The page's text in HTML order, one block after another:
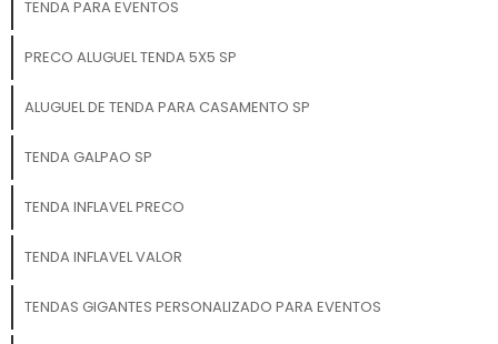
ambientes internos quanto
Perfeitas: Feiras e
Eventos de rua e festivais
TENDA PARA EVENTOS
PRECO ALUGUEL TENDA 5X5 SP
ALUGUEL DE TENDA PARA CASAMENTO SP
TENDA GALPAO SP
TENDA INFLAVEL PRECO
TENDA INFLAVEL VALOR
TENDAS GIGANTES PERSONALIZADO PARA EVENTOS